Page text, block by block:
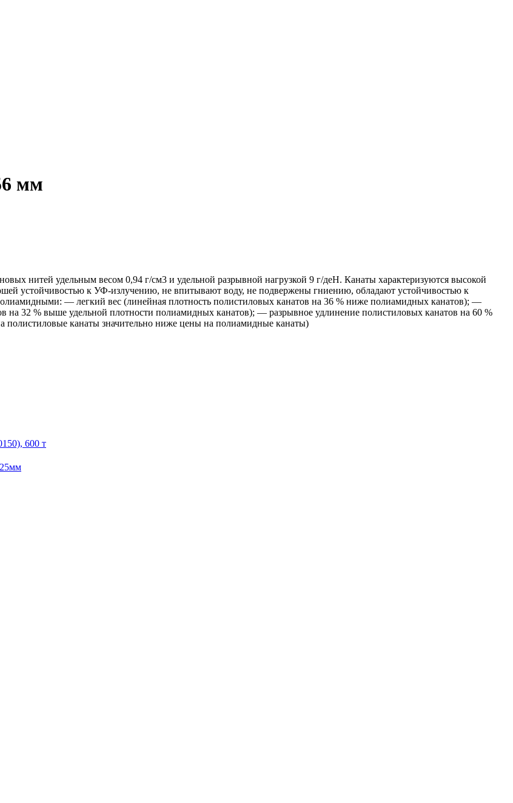
мм
нитей удельным весом 0,94 г/см3 и удельной разрывной нагрузкой 9 г/деН. Канаты характеризуются высокой
устойчивостью к УФ-излучению, не впитывают воду, не подвержены гниению, обладают устойчивостью к
— легкий вес (линейная плотность полистиловых канатов на 36 % ниже полиамидных канатов); —
на 32 % выше удельной плотности полиамидных канатов); — разрывное удлинение полистиловых канатов на 60 %
канаты значительно ниже цены на полиамидные канаты)
600 т